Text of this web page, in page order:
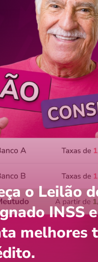
com o
o Leilão
INSS e
melhores